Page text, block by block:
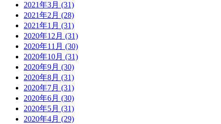
2021年3月 (31)
2021年2月 (28)
2021年1月 (31)
2020年12月 (31)
2020年11月 (30)
2020年10月 (31)
2020年9月 (30)
2020年8月 (31)
2020年7月 (31)
2020年6月 (30)
2020年5月 (31)
2020年4月 (29)